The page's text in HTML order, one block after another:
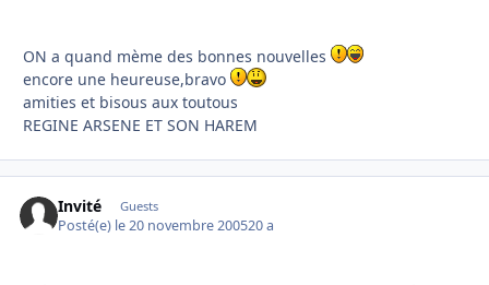
ON a quand mème des bonnes nouvelles
encore une heureuse,bravo
amities et bisous aux toutous
REGINE ARSENE ET SON HAREM
Invité Guests
Posté(e) le 20 novembre 200520 a